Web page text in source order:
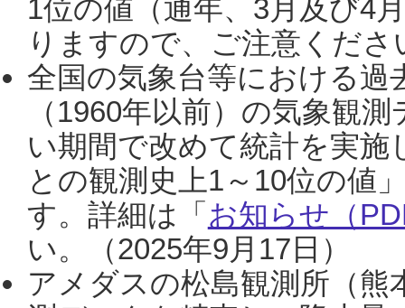
1位の値（通年、3月及び4
りますので、ご注意くだ
全国の気象台等における過
（1960年以前）の気象観
い期間で改めて統計を実
との観測史上1～10位の値
す。詳細は「 お知らせ（
い。（2025年9月17日）
アメダスの松島観測所（熊